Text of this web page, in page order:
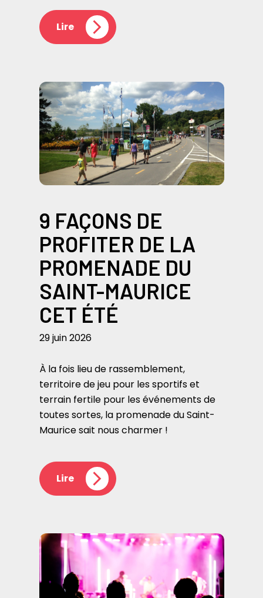
Lire
9 FAÇONS DE
PROFITER DE LA
PROMENADE DU
SAINT-MAURICE
CET ÉTÉ
29 juin 2026
À la fois lieu de rassemblement,
territoire de jeu pour les sportifs et
terrain fertile pour les événements de
toutes sortes, la promenade du Saint-
Maurice sait nous charmer !
Lire